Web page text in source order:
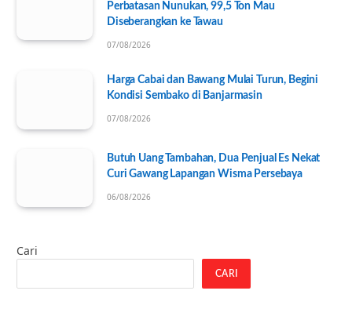
Perbatasan Nunukan, 99,5 Ton Mau
Diseberangkan ke Tawau
07/08/2026
Harga Cabai dan Bawang Mulai Turun, Begini
Kondisi Sembako di Banjarmasin
07/08/2026
Butuh Uang Tambahan, Dua Penjual Es Nekat
Curi Gawang Lapangan Wisma Persebaya
06/08/2026
Cari
CARI